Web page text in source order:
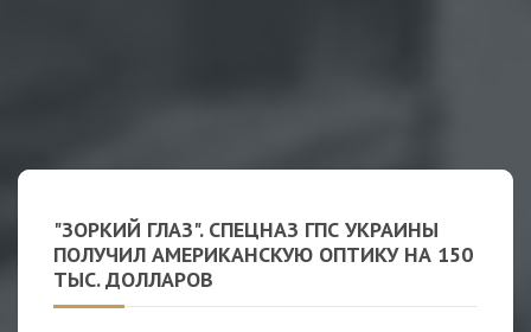
"ЗОРКИЙ ГЛАЗ". СПЕЦНАЗ ГПС УКРАИНЫ
ПОЛУЧИЛ АМЕРИКАНСКУЮ ОПТИКУ НА 150
ТЫС. ДОЛЛАРОВ